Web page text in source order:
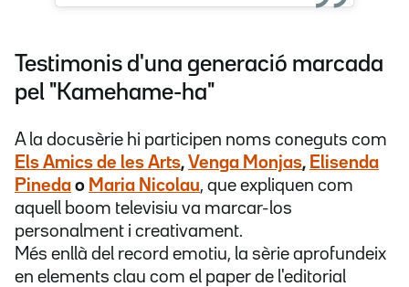
Testimonis d'una generació marcada
pel "Kamehame-ha"
A la docusèrie hi participen noms coneguts com
Els Amics de les Arts, Venga Monjas, Elisenda
Pineda o Maria Nicolau, que expliquen com
aquell boom televisiu va marcar-los
personalment i creativament.
Més enllà del record emotiu, la sèrie aprofundeix
en elements clau com el paper de l'editorial